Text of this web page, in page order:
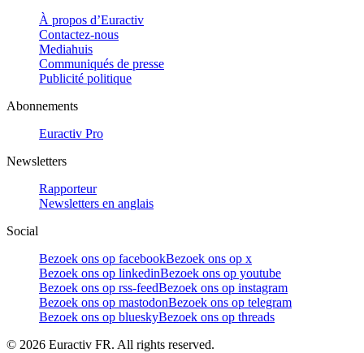
À propos d’Euractiv
Contactez-nous
Mediahuis
Communiqués de presse
Publicité politique
Abonnements
Euractiv Pro
Newsletters
Rapporteur
Newsletters en anglais
Social
Bezoek ons op facebookBezoek ons op x
Bezoek ons op linkedinBezoek ons op youtube
Bezoek ons op rss-feedBezoek ons op instagram
Bezoek ons op mastodonBezoek ons op telegram
Bezoek ons op blueskyBezoek ons op threads
© 2026 Euractiv FR. All rights reserved.